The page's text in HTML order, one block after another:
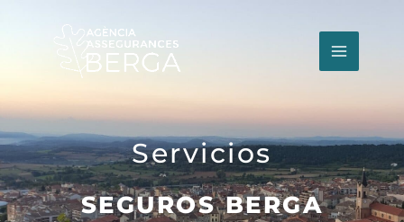
Servicios
SEGUROS BERGA